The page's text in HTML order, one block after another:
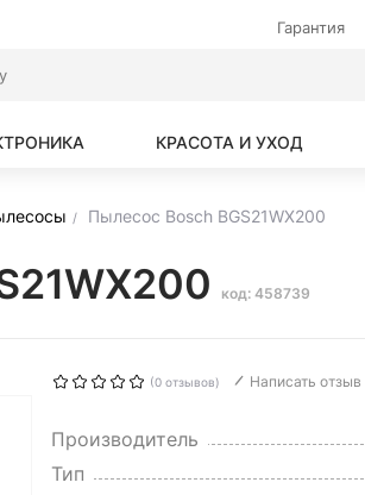
Гарантия
КРАСОТА И УХОД
Пылесос Bosch BGS21WX200
код: 458739
(0 отзывов) Написать отзыв
Производитель
Тип